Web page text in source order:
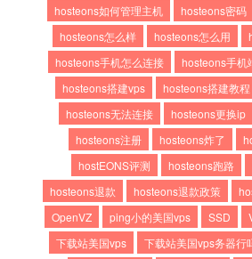
hosteons如何管理主机
hosteons密码
hosteons怎么样
hosteons怎么用
hosteons手机怎么连接
hosteons手机
hosteons搭建vps
hosteons搭建教程
hosteons无法连接
hosteons更换ip
hosteons注册
hosteons炸了
hostEONS评测
hosteons跑路
hosteons退款
hosteons退款政策
OpenVZ
ping小的美国vps SSD
下载站美国vps
下载站美国vps务器行